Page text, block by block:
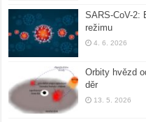
SARS-CoV-2:
režimu
4. 6. 2026
Orbity hvězd
děr
13. 5. 2026